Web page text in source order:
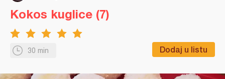
30 min Dodaj u listu
Kokos kuglice (7)